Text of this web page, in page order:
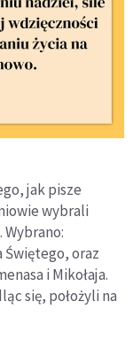
jak pisze
wybrali
Świętego, oraz
i Mikołaja.
się, położyli na